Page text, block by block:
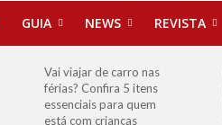
GUIA NEWS REVISTA
Vai viajar de carro nas
férias? Confira 5 itens
essenciais para quem
está com crianças